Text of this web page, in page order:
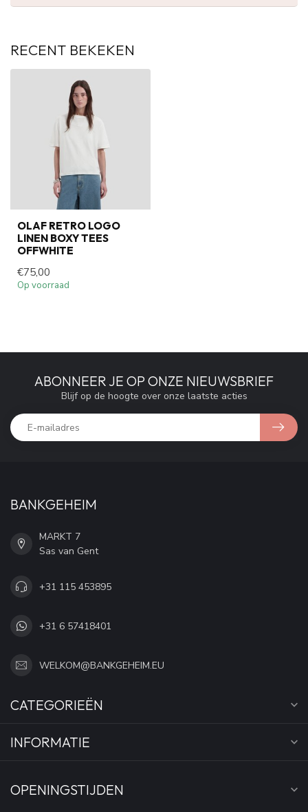
RECENT BEKEKEN
OLAF RETRO LOGO
LINEN BOXY TEES
OFFWHITE
€75,00
Op voorraad
ABONNEER JE OP ONZE NIEUWSBRIEF
Blijf op de hoogte over onze laatste acties
BANKGEHEIM
MARKT 7
Sas van Gent
+31 115 453895
+31 6 57418401
WELKOM@BANKGEHEIM.EU
CATEGORIEËN
INFORMATIE
OPENINGSTIJDEN